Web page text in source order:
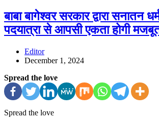
बाबा बागेश्वर सरकार द्वारा सनातन
पदयात्रा से आपसी एकता होगी
Editor
December 1, 2024
Spread the love
Spread the love